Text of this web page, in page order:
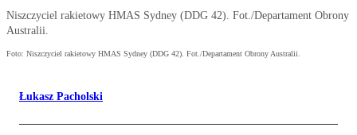
Niszczyciel rakietowy HMAS Sydney (DDG 42). Fot./Departament Obrony
Australii.
Foto: Niszczyciel rakietowy HMAS Sydney (DDG 42). Fot./Departament Obrony Australii.
Łukasz Pacholski